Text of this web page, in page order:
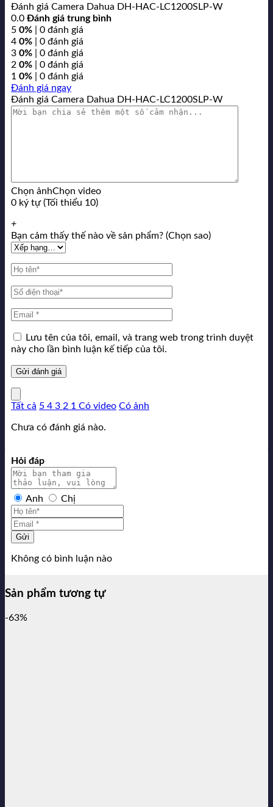
là:
15,000,000₫.
tại
Đánh giá Camera Dahua DH-HAC-LC1200SLP-W
0.0 Đánh giá trung bình
5 0% | 0 đánh giá
4 0% | 0 đánh giá
3 0% | 0 đánh giá
2 0% | 0 đánh giá
1 0% | 0 đánh giá
Đánh giá ngay
Đánh giá Camera Dahua DH-HAC-LC1200SLP-W
Chọn ảnhChọn video
0 ký tự (Tối thiểu 10)
+
Bạn cảm thấy thế nào về sản phẩm? (Chọn sao)
Lưu tên của tôi, email, và trang web trong trình duyệt
này cho lần bình luận kế tiếp của tôi.
Tất cả 5 4 3 2 1 Có video Có ảnh
Chưa có đánh giá nào.
Hỏi đáp
Anh Chị
Gửi
Không có bình luận nào
Sản phẩm tương tự
-63%